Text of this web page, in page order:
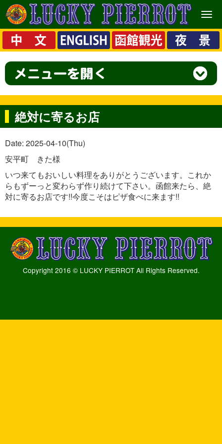
メ
ニ
ュ
ー
絶対に寄るお店
Date: 2025-04-10(Thu)
安平町 きた様
いつ来てもおいしい料理をありがとうございます。これか
らもずーっと変わらず作り続けて下さい。函館来たら、絶
対に寄るお店です!!今度こそはピザ食べに来ます!!
Copyright 2016 © LUCKY PIERROT All Rights Reserved.